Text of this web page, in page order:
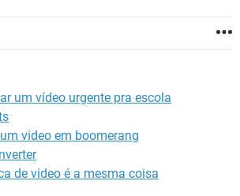
um vídeo urgente pra escola
video em boomerang
de video é a mesma coisa